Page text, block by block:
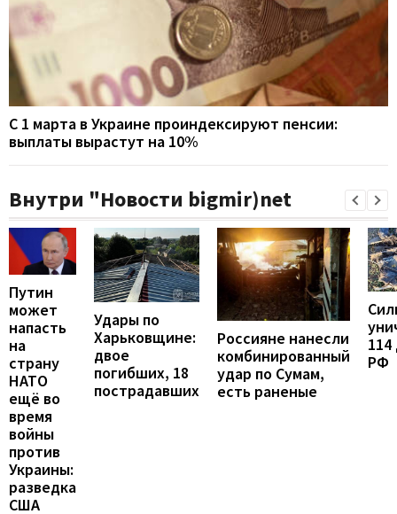
С 1 марта в Украине проиндексируют пенсии:
выплаты вырастут на 10%
Внутри "Новости bigmir)net
Путин
может
напасть
на
страну
НАТО
ещё во
время
войны
против
Украины:
разведка
США
Удары по
Харьковщине:
двое
погибших, 18
пострадавших
Россияне нанесли
комбинированный
удар по Сумам,
есть раненые
РФ